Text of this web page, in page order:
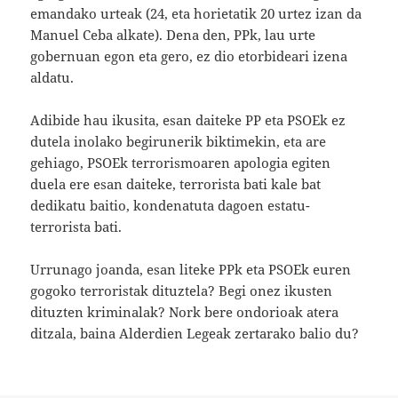
emandako urteak (24, eta horietatik 20 urtez izan da
Manuel Ceba alkate). Dena den, PPk, lau urte
gobernuan egon eta gero, ez dio etorbideari izena
aldatu.
Adibide hau ikusita, esan daiteke PP eta PSOEk ez
dutela inolako begirunerik biktimekin, eta are
gehiago, PSOEk terrorismoaren apologia egiten
duela ere esan daiteke, terrorista bati kale bat
dedikatu baitio, kondenatuta dagoen estatu-
terrorista bati.
Urrunago joanda, esan liteke PPk eta PSOEk euren
gogoko terroristak dituztela? Begi onez ikusten
dituzten kriminalak? Nork bere ondorioak atera
ditzala, baina Alderdien Legeak zertarako balio du?